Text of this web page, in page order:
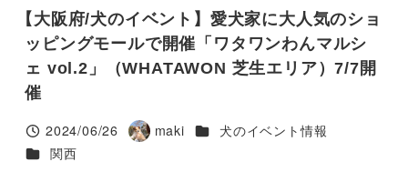
【大阪府/犬のイベント】愛犬家に大人気のショ
ッピングモールで開催「ワタワンわんマルシ
ェ vol.2」（WHATAWON 芝生エリア）7/7開
催
投稿日
2024/06/26
著
maki カテゴリー
犬のイベント情報
カテゴリー
関西